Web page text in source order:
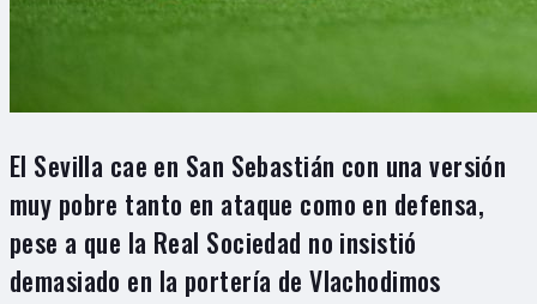
El Sevilla cae en San Sebastián con una versión
muy pobre tanto en ataque como en defensa,
pese a que la Real Sociedad no insistió
demasiado en la portería de Vlachodimos